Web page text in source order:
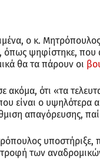
ο κ.
όπως ψηφίστηκε, που
θα τα πάρουν οι
ακόμα, ότι «τα
είναι ο υψηλότερα
απαγόρευσης,
υποστήριξε,
των